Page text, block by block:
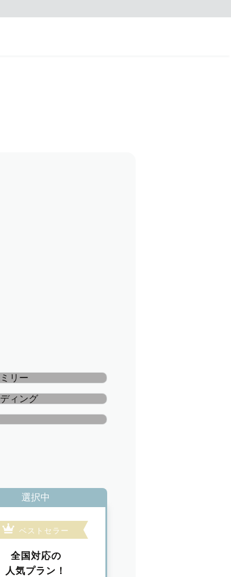
ファミリー
ウェディング
選択中
ベストセラー
全国対応の
人気プラン！